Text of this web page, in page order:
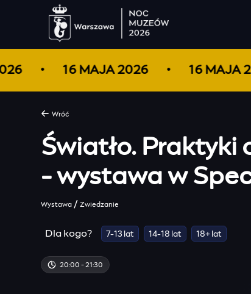
16 MAJA 2026 16 MAJA
Wróć
Światło. Praktyki
- wystawa w
Wystawa /Zwiedzanie
Dla kogo? 7-13 lat 14-18 lat 18+ lat
20:00 - 21:30